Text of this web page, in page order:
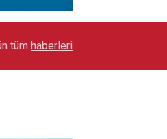
Sanayi Türkiye Üretime Ara
tüm haberleri